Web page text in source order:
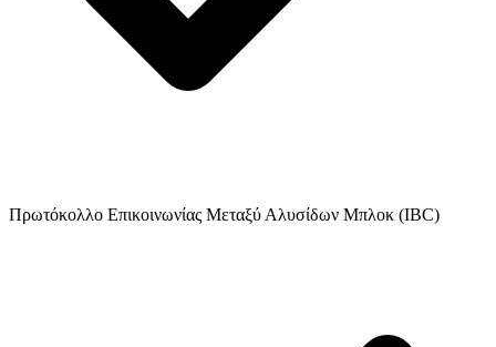
Πρωτόκολλο Επικοινωνίας Μεταξύ Αλυσίδων Μπλοκ (IBC)